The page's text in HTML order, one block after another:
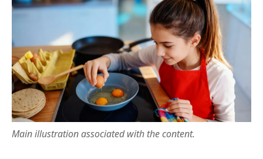
Main illustration associated with the content.